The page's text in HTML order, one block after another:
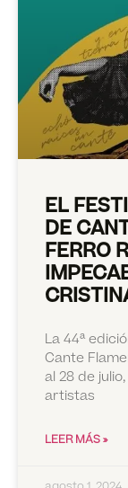
EL
DE
FERRO
La 44ª
Cante
al 28 de
artistas
LEER MÁS »